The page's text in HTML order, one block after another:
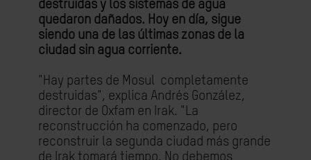
destruidas y los sistemas de agua
quedaron dañados. Hoy en día, sigue
siendo una de las últimas zonas de la
ciudad sin agua corriente.
"Hay partes de Mosul completamente
destruidas", explica Andrés González,
director de Oxfam en Irak. "La
reconstrucción ha comenzado, pero
reconstruir la segunda ciudad más grande
de Irak tomará tiempo. No debemos